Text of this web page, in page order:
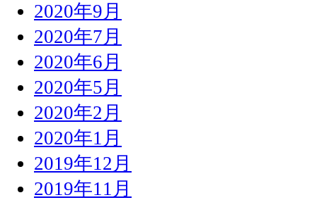
2020年9月
2020年7月
2020年6月
2020年5月
2020年2月
2020年1月
2019年12月
2019年11月